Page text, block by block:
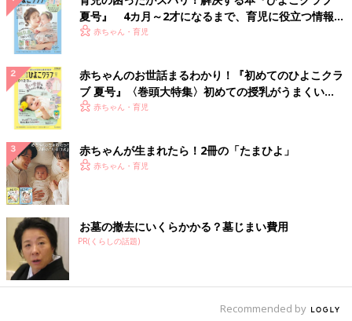
夏号』 4カ月～2才になるまで、育児に役立つ情報が
いっぱい！
赤ちゃん・育児
赤ちゃんのお世話まるわかり！『初めてのひよこクラ
ブ 夏号』〈巻頭大特集〉初めての授乳がうまくい
く！ おっぱい・ミルクの基本と夏のトラブル 解決テ
赤ちゃん・育児
赤ちゃんが生まれたら！2冊の「たまひよ」
赤ちゃん・育児
お墓の撤去にいくらかかる？墓じまい費用
PR(くらしの話題)
Recommended by